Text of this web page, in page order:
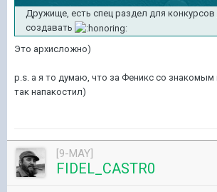
Дружище, есть спец раздел для конкурсов
создавать
Это архисложно)
p.s. а я то думаю, что за Феникс со знакомым
так напакостил)
[9-MAY]
FIDEL_CASTR0